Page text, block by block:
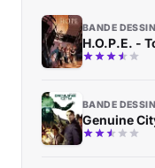
BANDE
H.O.P.E. -
BANDE
Genuine